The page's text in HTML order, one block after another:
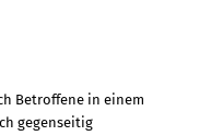
Betroffene in einem
gegenseitig